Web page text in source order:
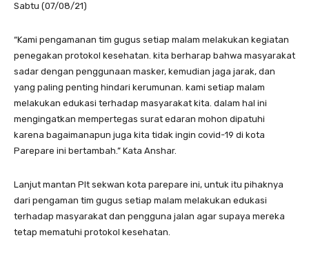
Sabtu (07/08/21)
“Kami pengamanan tim gugus setiap malam melakukan kegiatan
penegakan protokol kesehatan. kita berharap bahwa masyarakat
sadar dengan penggunaan masker, kemudian jaga jarak, dan
yang paling penting hindari kerumunan. kami setiap malam
melakukan edukasi terhadap masyarakat kita. dalam hal ini
mengingatkan mempertegas surat edaran mohon dipatuhi
karena bagaimanapun juga kita tidak ingin covid-19 di kota
Parepare ini bertambah.” Kata Anshar.
Lanjut mantan Plt sekwan kota parepare ini, untuk itu pihaknya
dari pengaman tim gugus setiap malam melakukan edukasi
terhadap masyarakat dan pengguna jalan agar supaya mereka
tetap mematuhi protokol kesehatan.